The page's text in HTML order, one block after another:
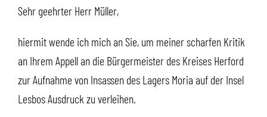
Sehr geehrter Herr Müller,
hiermit wende ich mich an Sie, um meiner scharfen Kritik
an Ihrem Appell an die Bürgermeister des Kreises Herford
zur Aufnahme von Insassen des Lagers Moria auf der Insel
Lesbos Ausdruck zu verleihen.